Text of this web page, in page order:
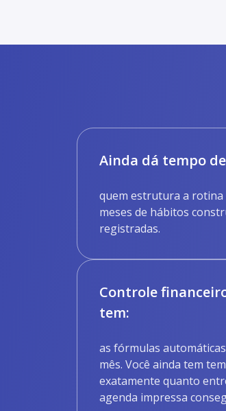
Ainda dá tempo
quem estrutura a rotina
meses de hábitos
registradas.
Controle
tem:
as fórmulas
mês. Você ainda tem
exatamente quanto
agenda impressa